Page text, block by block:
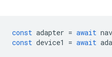
const adapter = await
const device1 = await